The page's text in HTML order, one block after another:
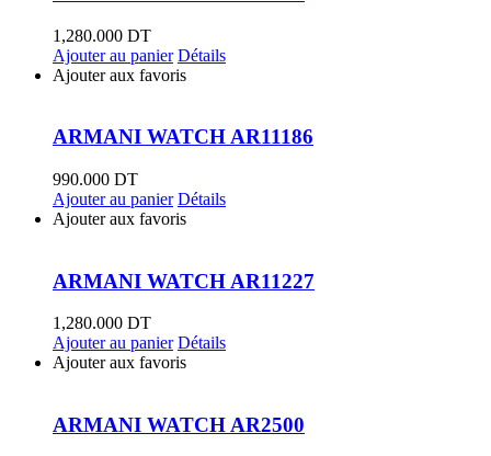
1,280.000 DT
Ajouter au panier Détails
Ajouter aux favoris
ARMANI WATCH AR11186
990.000 DT
Ajouter au panier Détails
Ajouter aux favoris
ARMANI WATCH AR11227
1,280.000 DT
Ajouter au panier Détails
Ajouter aux favoris
ARMANI WATCH AR2500